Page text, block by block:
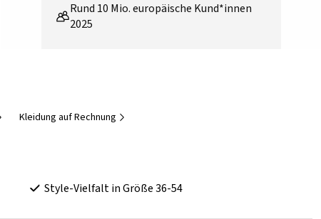
Rund 10 Mio. europäische Kund*innen
2025
Kleidung auf Rechnung
Style-Vielfalt in Größe 36-54